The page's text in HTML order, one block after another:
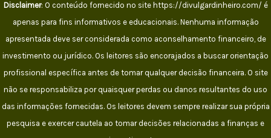
Disclaimer: O conteúdo fornecido no site https://divulgardinheiro.com/ é
apenas para fins informativos e educacionais. Nenhuma informação
apresentada deve ser considerada como aconselhamento financeiro, de
investimento ou jurídico. Os leitores são encorajados a buscar orientação
profissional específica antes de tomar qualquer decisão financeira. O site
não se responsabiliza por quaisquer perdas ou danos resultantes do uso
das informações fornecidas. Os leitores devem sempre realizar sua própria
pesquisa e exercer cautela ao tomar decisões relacionadas a finanças e